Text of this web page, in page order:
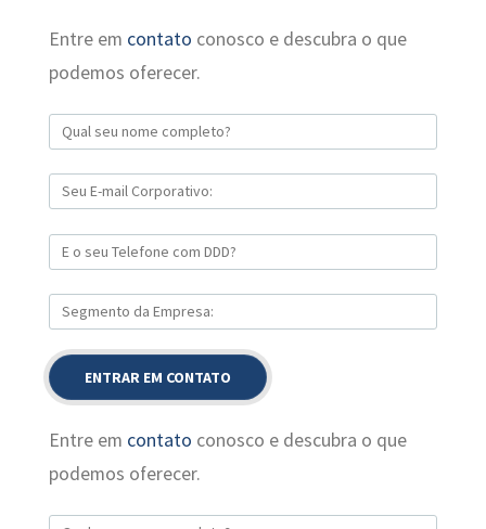
Entre em contato conosco e descubra o que
podemos oferecer.
Entre em contato conosco e descubra o que
podemos oferecer.